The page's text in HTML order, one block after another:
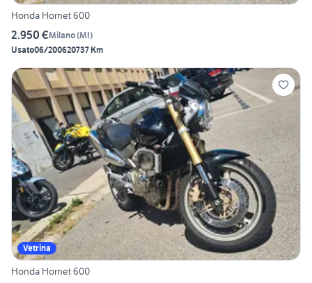
Honda Hornet 600
2.950 €Milano(MI)
Usato06/200620737 Km
Vetrina
Honda Hornet 600